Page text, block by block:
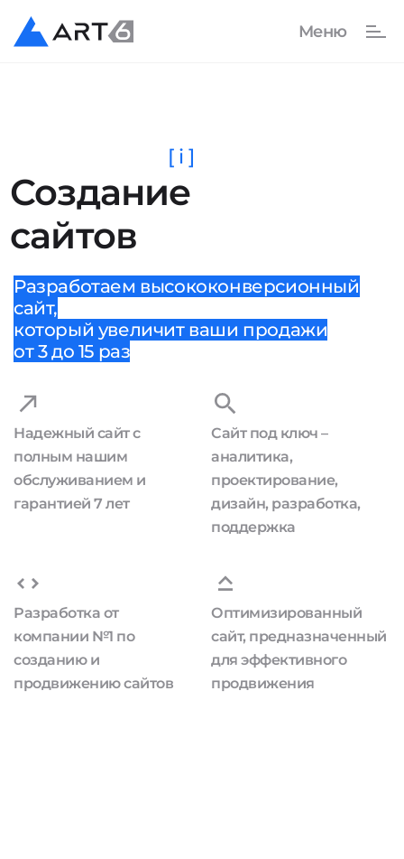
Создание
сайтов
[ i ]
Разработаем высококонверсионный
сайт,
который увеличит ваши продажи
от 3 до 15 раз
Надежный сайт с
полным нашим
обслуживанием и
гарантией 7 лет
Сайт под ключ –
аналитика,
проектирование,
дизайн, разработка,
поддержка
Разработка от
компании №1 по
созданию и
продвижению сайтов
Оптимизированный
сайт, предназначенный
для эффективного
продвижения